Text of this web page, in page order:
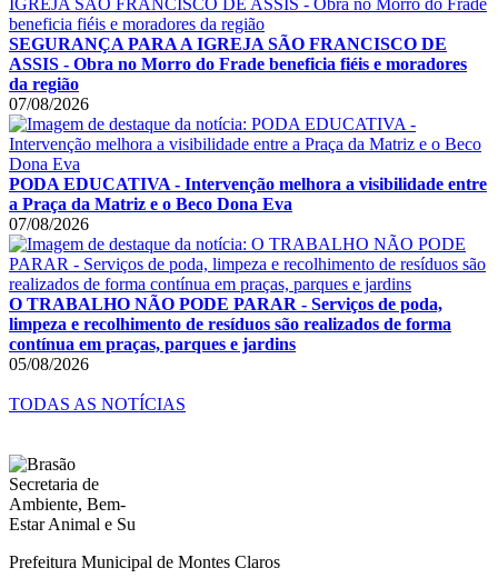
SEGURANÇA PARA A IGREJA SÃO FRANCISCO DE
ASSIS - Obra no Morro do Frade beneficia fiéis e moradores
da região
07/08/2026
PODA EDUCATIVA - Intervenção melhora a visibilidade entre
a Praça da Matriz e o Beco Dona Eva
07/08/2026
O TRABALHO NÃO PODE PARAR - Serviços de poda,
limpeza e recolhimento de resíduos são realizados de forma
contínua em praças, parques e jardins
05/08/2026
TODAS AS NOTÍCIAS
Prefeitura Municipal de Montes Claros